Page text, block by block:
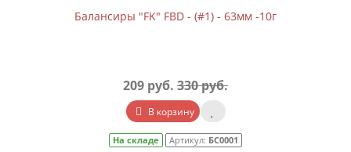
Балансиры "FK" FBD - (#1) - 63мм -10г
209 руб. 330 руб.
В корзину
На складе Артикул: БС0001